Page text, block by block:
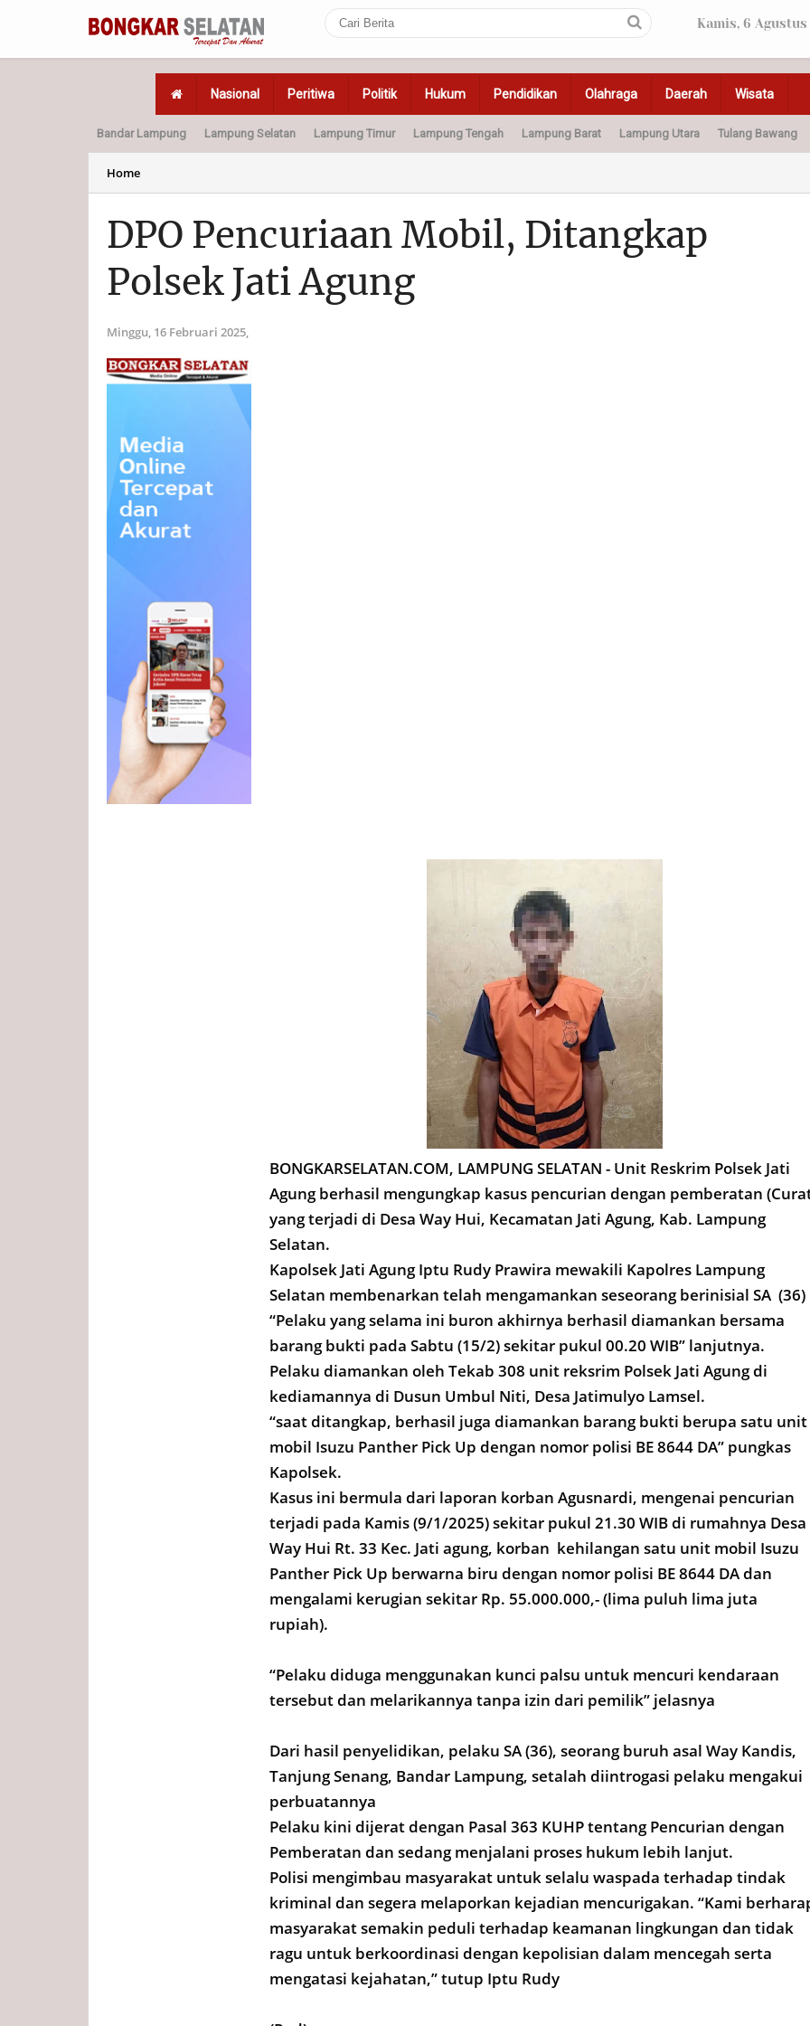
Kamis, 6 Agustus
Nasional Peritiwa Politik Hukum Pendidikan Olahraga Daerah Wisata
Home Politik Hukum Peristiwa Olahraga Pendidikan Otomotif
Bandar Lampung Lampung Selatan Lampung Timur Lampung Tengah Lampung Barat Lampung Utara Tulang Bawang
Home
DPO Pencuriaan Mobil, Ditangkap
Polsek Jati Agung
Minggu, 16 Februari 2025,
BONGKARSELATAN.COM, LAMPUNG SELATAN - Unit Reskrim Polsek Jati
Agung berhasil mengungkap kasus pencurian dengan pemberatan
yang terjadi di Desa Way Hui, Kecamatan Jati Agung, Kab. Lampung
Selatan.
Kapolsek Jati Agung Iptu Rudy Prawira mewakili Kapolres Lampung
Selatan membenarkan telah mengamankan seseorang berinisial SA (36)
“Pelaku yang selama ini buron akhirnya berhasil diamankan bersama
barang bukti pada Sabtu (15/2) sekitar pukul 00.20 WIB” lanjutnya.
Pelaku diamankan oleh Tekab 308 unit reksrim Polsek Jati Agung di
kediamannya di Dusun Umbul Niti, Desa Jatimulyo Lamsel.
“saat ditangkap, berhasil juga diamankan barang bukti berupa satu unit
mobil Isuzu Panther Pick Up dengan nomor polisi BE 8644 DA” pungkas
Kapolsek.
Kasus ini bermula dari laporan korban Agusnardi, mengenai pencurian
terjadi pada Kamis (9/1/2025) sekitar pukul 21.30 WIB di rumahnya Desa
Way Hui Rt. 33 Kec. Jati agung, korban kehilangan satu unit mobil Isuzu
Panther Pick Up berwarna biru dengan nomor polisi BE 8644 DA dan
mengalami kerugian sekitar Rp. 55.000.000,- (lima puluh lima juta
rupiah).
“Pelaku diduga menggunakan kunci palsu untuk mencuri kendaraan
tersebut dan melarikannya tanpa izin dari pemilik” jelasnya
Dari hasil penyelidikan, pelaku SA (36), seorang buruh asal Way Kandis,
Tanjung Senang, Bandar Lampung, setalah diintrogasi pelaku mengakui
perbuatannya
Pelaku kini dijerat dengan Pasal 363 KUHP tentang Pencurian dengan
Pemberatan dan sedang menjalani proses hukum lebih lanjut.
Polisi mengimbau masyarakat untuk selalu waspada terhadap tindak
kriminal dan segera melaporkan kejadian mencurigakan. “Kami
masyarakat semakin peduli terhadap keamanan lingkungan dan tidak
ragu untuk berkoordinasi dengan kepolisian dalam mencegah serta
mengatasi kejahatan,” tutup Iptu Rudy